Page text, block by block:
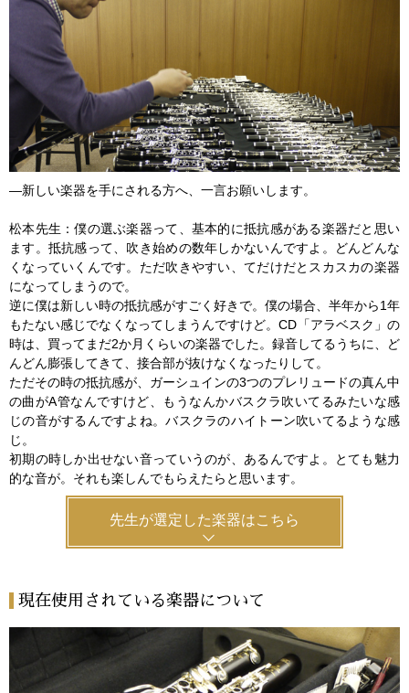
―新しい楽器を手にされる方へ、一言お願いします。
松本先生：僕の選ぶ楽器って、基本的に抵抗感がある楽器だと思い
ます。抵抗感って、吹き始めの数年しかないんですよ。どんどんな
くなっていくんです。ただ吹きやすい、てだけだとスカスカの楽器
になってしまうので。
逆に僕は新しい時の抵抗感がすごく好きで。僕の場合、半年から1年
もたない感じでなくなってしまうんですけど。CD「アラベスク」の
時は、買ってまだ2か月くらいの楽器でした。録音してるうちに、ど
んどん膨張してきて、接合部が抜けなくなったりして。
ただその時の抵抗感が、ガーシュインの3つのプレリュードの真ん中
の曲がA管なんですけど、もうなんかバスクラ吹いてるみたいな感
じの音がするんですよね。バスクラのハイトーン吹いてるような感
じ。
初期の時しか出せない音っていうのが、あるんですよ。とても魅力
的な音が。それも楽しんでもらえたらと思います。
先生が選定した楽器はこちら
現在使用されている楽器について